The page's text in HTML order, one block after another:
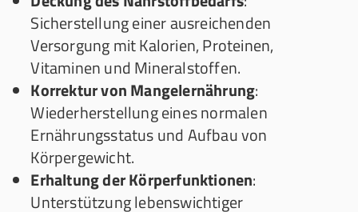
Sicherstellung einer ausreichenden
Versorgung mit Kalorien, Proteinen,
Vitaminen und Mineralstoffen.
Korrektur von Mangelernährung:
Wiederherstellung eines normalen
Ernährungsstatus und Aufbau von
Körpergewicht.
Erhaltung der Körperfunktionen:
Unterstützung lebenswichtiger